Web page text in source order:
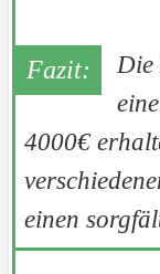
Die
4000€
einen